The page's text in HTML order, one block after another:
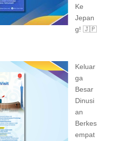
Ke
Jepan
g! 🇯🇵
Keluar
ga
Besar
Dinusi
an
Berkes
empat